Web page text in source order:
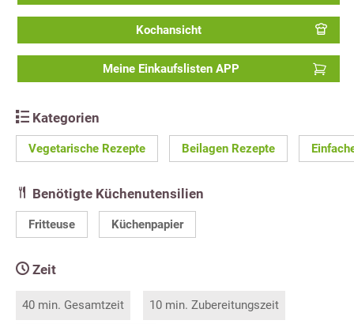
Kochansicht
Meine Einkaufslisten APP
Kategorien
Vegetarische Rezepte Beilagen Rezepte
Benötigte Küchenutensilien
Fritteuse Küchenpapier
Zeit
40 min. Gesamtzeit 10 min. Zubereitungszeit